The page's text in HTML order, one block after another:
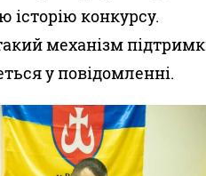
історію конкурсу.
механізм
у повідомленні.